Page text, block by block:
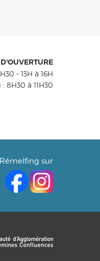
- 13H à 16H
8H30 à 11H30
sur